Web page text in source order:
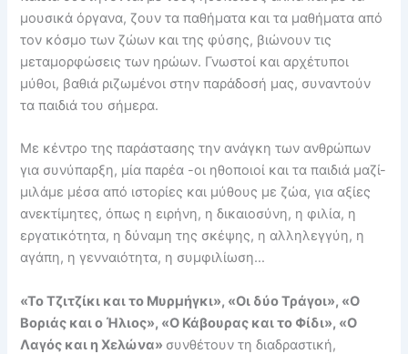
μουσικά όργανα, ζουν τα παθήματα και τα μαθήματα από
τον κόσμο των ζώων και της φύσης, βιώνουν τις
μεταμορφώσεις των ηρώων. Γνωστοί και αρχέτυποι
μύθοι, βαθιά ριζωμένοι στην παράδοσή μας, συναντούν
τα παιδιά του σήμερα.
Mε κέντρο της παράστασης την ανάγκη των ανθρώπων
για συνύπαρξη, μία παρέα -οι ηθοποιοί και τα παιδιά μαζί-
μιλάμε μέσα από ιστορίες και μύθους με ζώα, για αξίες
ανεκτίμητες, όπως η ειρήνη, η δικαιοσύνη, η φιλία, η
εργατικότητα, η δύναμη της σκέψης, η αλληλεγγύη, η
αγάπη, η γενναιότητα, η συμφιλίωση…
«Το Τζιτζίκι και το Μυρμήγκι», «Oι δύο Τράγοι», «Ο
Βοριάς και ο Ήλιος», «Ο Κάβουρας και το Φίδι», «Ο
Λαγός και η Χελώνα» συνθέτουν τη διαδραστική,